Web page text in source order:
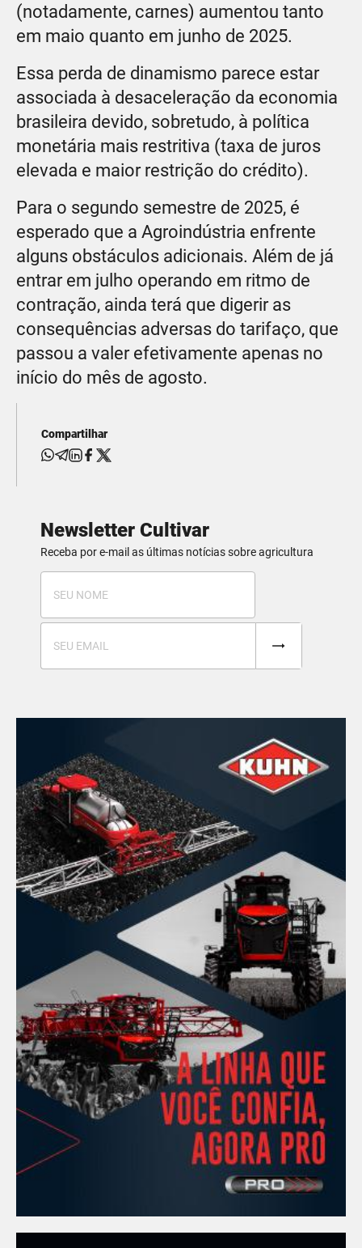
(notadamente, carnes) aumentou tanto
em maio quanto em junho de 2025.
Essa perda de dinamismo parece estar
associada à desaceleração da economia
brasileira devido, sobretudo, à política
monetária mais restritiva (taxa de juros
elevada e maior restrição do crédito).
Para o segundo semestre de 2025, é
esperado que a Agroindústria enfrente
alguns obstáculos adicionais. Além de já
entrar em julho operando em ritmo de
contração, ainda terá que digerir as
consequências adversas do tarifaço, que
passou a valer efetivamente apenas no
início do mês de agosto.
Compartilhar
Newsletter Cultivar
Receba por e-mail as últimas notícias sobre agricultura